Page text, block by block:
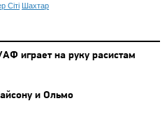
Сіті Шахтар
играет на руку расистам
и Ольмо